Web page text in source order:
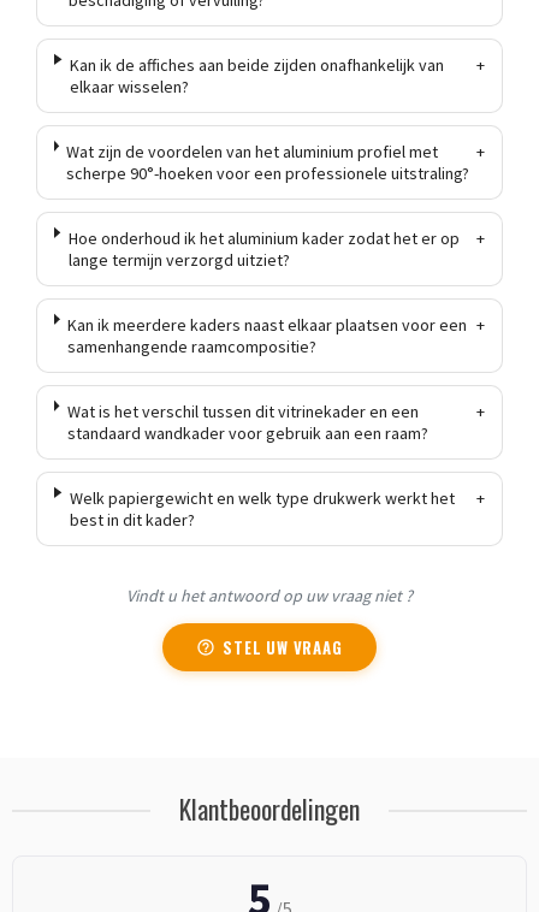
Kan ik de affiches aan beide zijden onafhankelijk van
elkaar wisselen?
+
Wat zijn de voordelen van het aluminium profiel met
scherpe 90°-hoeken voor een professionele uitstraling?
+
Hoe onderhoud ik het aluminium kader zodat het er op
lange termijn verzorgd uitziet?
+
Kan ik meerdere kaders naast elkaar plaatsen voor een
samenhangende raamcompositie?
+
Wat is het verschil tussen dit vitrinekader en een
standaard wandkader voor gebruik aan een raam?
+
Welk papiergewicht en welk type drukwerk werkt het
best in dit kader?
+
Vindt u het antwoord op uw vraag niet ?
STEL UW VRAAG
Klantbeoordelingen
5